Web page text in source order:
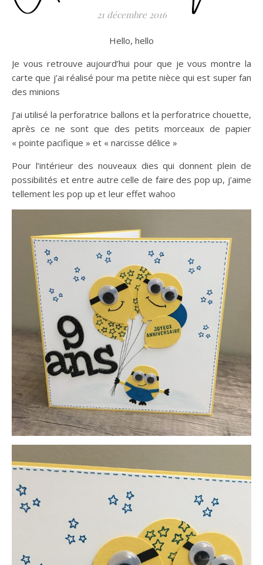
21 décembre 2016
Hello, hello
Je vous retrouve aujourd’hui pour que je vous montre la
carte que j’ai réalisé pour ma petite nièce qui est super fan
des minions
J’ai utilisé la perforatrice ballons et la perforatrice chouette,
après ce ne sont que des petits morceaux de papier
« pointe pacifique » et « narcisse délice »
Pour l’intérieur des nouveaux dies qui donnent plein de
possibilités et entre autre celle de faire des pop up, j’aime
tellement les pop up et leur effet wahoo